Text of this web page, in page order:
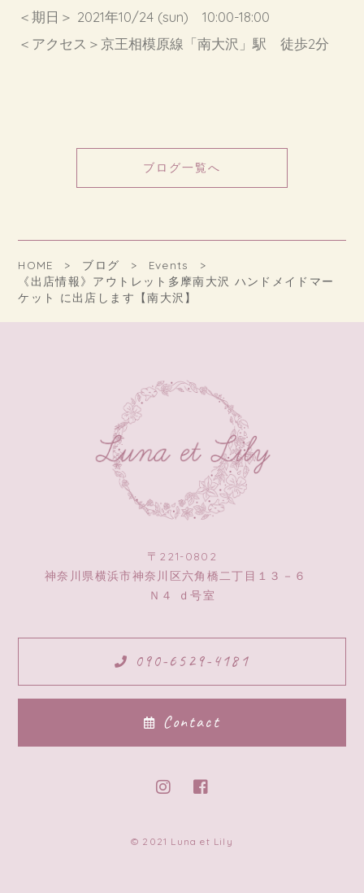
＜期日＞ 2021年10/24 (sun) 10:00-18:00
＜アクセス＞京王相模原線「南大沢」駅 徒歩2分
ブログ一覧へ
HOME ブログ
Events
《出店情報》アウトレット多摩南大沢 ハンドメイドマー
ケット に出店します【南大沢】
〒221-0802
神奈川県横浜市神奈川区六角橋二丁目１３－６
Ｎ４ ｄ号室
090-6529-4181
Contact
© 2021 Luna et Lily